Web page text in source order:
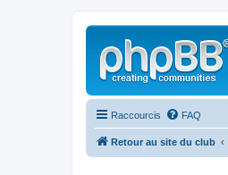
Raccourcis FAQ
Retour au site du club